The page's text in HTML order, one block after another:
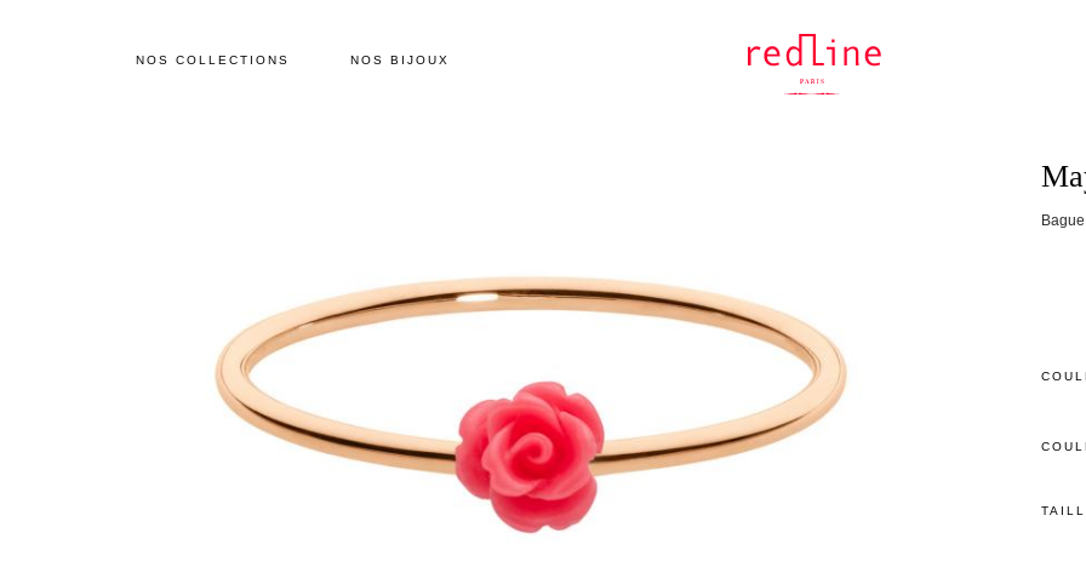
NOS COLLECTIONS NOS BIJOUX